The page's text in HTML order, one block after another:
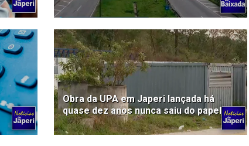
Obra da UPA em Japeri lançada há
quase dez anos nunca saiu do papel